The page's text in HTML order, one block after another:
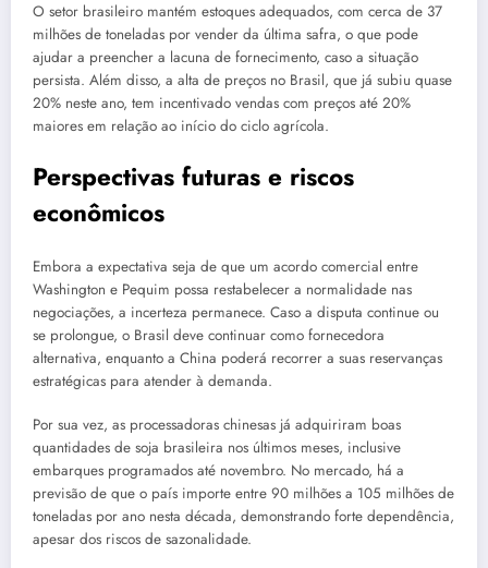
O setor brasileiro mantém estoques adequados, com cerca de 37
milhões de toneladas por vender da última safra, o que pode
ajudar a preencher a lacuna de fornecimento, caso a situação
persista. Além disso, a alta de preços no Brasil, que já subiu quase
20% neste ano, tem incentivado vendas com preços até 20%
maiores em relação ao início do ciclo agrícola.
Perspectivas futuras e riscos
econômicos
Embora a expectativa seja de que um acordo comercial entre
Washington e Pequim possa restabelecer a normalidade nas
negociações, a incerteza permanece. Caso a disputa continue ou
se prolongue, o Brasil deve continuar como fornecedora
alternativa, enquanto a China poderá recorrer a suas reservanças
estratégicas para atender à demanda.
Por sua vez, as processadoras chinesas já adquiriram boas
quantidades de soja brasileira nos últimos meses, inclusive
embarques programados até novembro. No mercado, há a
previsão de que o país importe entre 90 milhões a 105 milhões de
toneladas por ano nesta década, demonstrando forte dependência,
apesar dos riscos de sazonalidade.